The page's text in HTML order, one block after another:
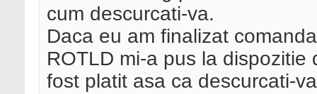
cum descurcati-va.
Daca eu am finalizat
ROTLD mi-a pus la
fost platit asa ca descurcati-